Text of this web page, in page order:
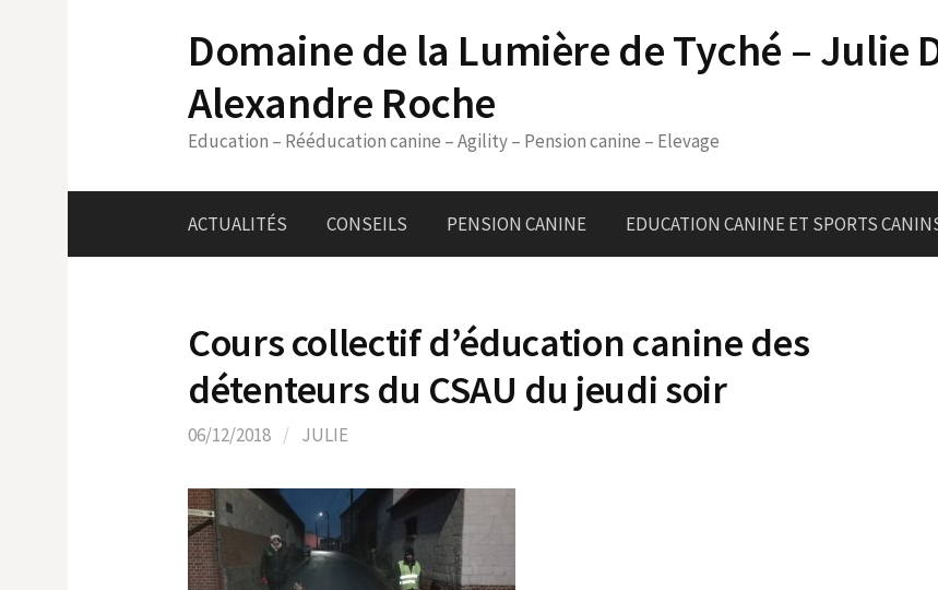
Domaine de la Lumière de Tyché – Julie
Alexandre Roche
Education – Rééducation canine – Agility – Pension canine – Elevage
ACTUALITÉS CONSEILS PENSION CANINE EDUCATION CANINE ET SPORTS
Cours collectif d’éducation canine des
détenteurs du CSAU du jeudi soir
06/12/2018 / JULIE